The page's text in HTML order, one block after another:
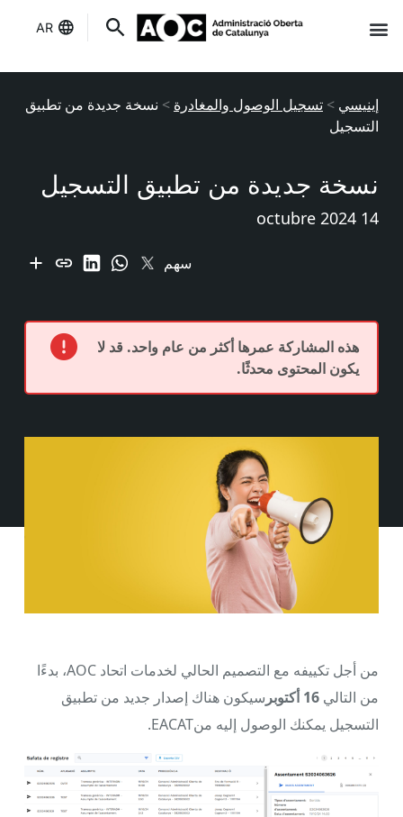
AR
إينيسي > تسجيل الوصول والمغادرة > نسخة جديدة من تطبيق
التسجيل
نسخة جديدة من تطبيق التسجيل
14 octubre 2024
سهم
هذه المشاركة عمرها أكثر من عام واحد. قد لا
يكون المحتوى محدثًا.
من أجل تكييفه مع التصميم الحالي لخدمات اتحاد AOC، بدءًا
من التالي 16 أكتوبر
سيكون هناك إصدار جديد من تطبيق
التسجيل يمكنك الوصول إليه منEACAT.